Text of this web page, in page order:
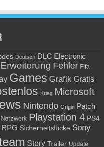
Deutsch DLC Electronic
Erweiterung Fehler Fifa
Games Grafik Gratis
Krieg Microsoft
Nintendo Origin Patch
Playstation 4 PS4
RPG Sicherheitslücke Sony
Story Trailer Update